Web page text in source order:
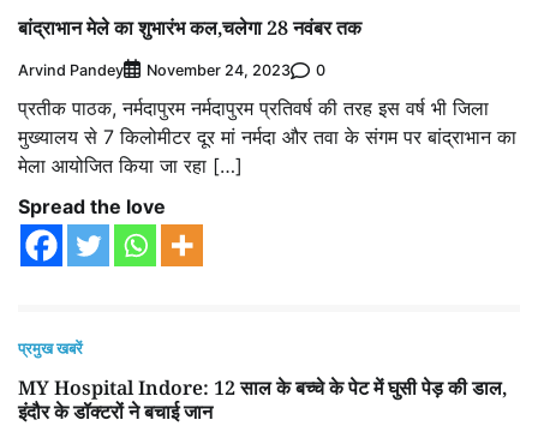
बांद्राभान मेले का शुभारंभ कल,चलेगा 28 नवंबर तक
Arvind Pandey November 24, 2023 0
प्रतीक पाठक, नर्मदापुरम नर्मदापुरम प्रतिवर्ष की तरह इस वर्ष भी जिला
मुख्यालय से 7 किलोमीटर दूर मां नर्मदा और तवा के संगम पर बांद्राभान का
मेला आयोजित किया जा रहा […]
Spread the love
प्रमुख खबरें
MY Hospital Indore: 12 साल के बच्चे के पेट में घुसी पेड़ की डाल,
इंदौर के डॉक्टरों ने बचाई जान